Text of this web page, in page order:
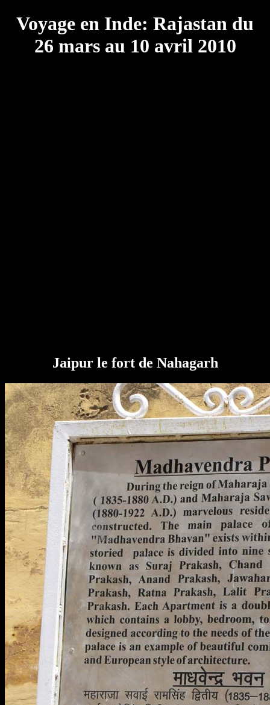
Voyage en Inde: Rajastan du
26 mars au 10 avril 2010
Jaipur le fort de Nahagarh